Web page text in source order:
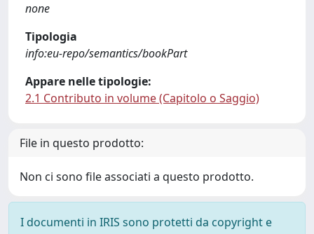
none
Tipologia
info:eu-repo/semantics/bookPart
Appare nelle tipologie:
2.1 Contributo in volume (Capitolo o Saggio)
File in questo prodotto:
Non ci sono file associati a questo prodotto.
I documenti in IRIS sono protetti da copyright e